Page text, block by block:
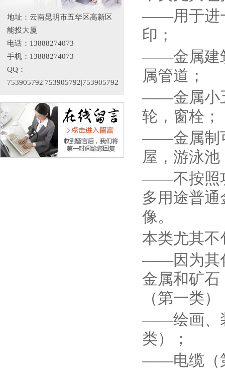
地址：云南昆明市五华区高新区
能投大厦
电话：13888274073
手机：13888274073
QQ：
753905792|753905792|753905792
——用于进
印；
——金属建
属管道；
——金属小
轮，窗栓；
——金属制
屋，游泳
——不按照
多用途普
像。
本类尤其不
——因为其
金属和矿石
（第一类）
——绘画、
类）；
——电缆（